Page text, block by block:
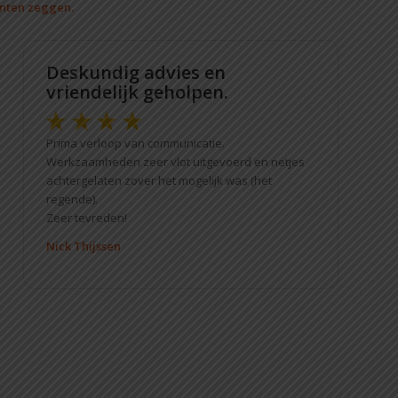
zeggen.
Deskundig advies en
vriendelijk geholpen.
Prima verloop van communicatie.
Werkzaamheden zeer vlot uitgevoerd en netjes
achtergelaten zover het mogelijk was (het
regende).
Zeer tevreden!
Nick Thijssen